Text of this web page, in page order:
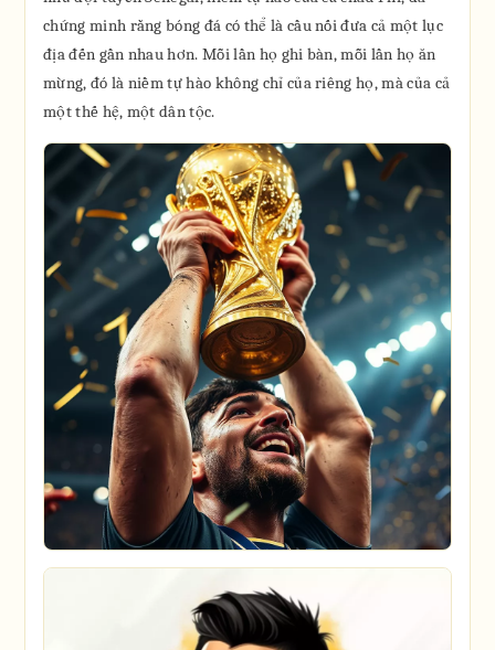
chứng minh rằng bóng đá có thể là cầu nối đưa cả một lục
địa đến gần nhau hơn. Mỗi lần họ ghi bàn, mỗi lần họ ăn
mừng, đó là niềm tự hào không chỉ của riêng họ, mà của cả
một thế hệ, một dân tộc.